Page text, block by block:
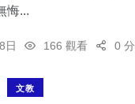
悔...
日 166 觀看 0
文教